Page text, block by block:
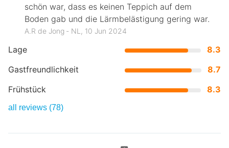
Lage
8.3
Gastfreundlichkeit
8.7
Frühstück
8.3
schön war, dass es keinen Teppich auf dem
Boden gab und die Lärmbelästigung gering war.
A.R de Jong ‐ NL, 10 Jun 2024
all reviews (78)